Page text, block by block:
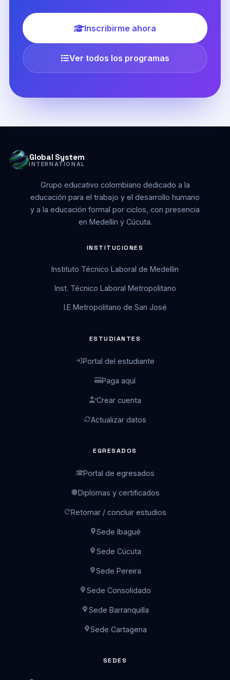
Inscribirme ahora
Ver todos los programas
Global System
INTERNATIONAL
Grupo educativo colombiano dedicado a la
educación para el trabajo y el desarrollo humano
y a la educación formal por ciclos, con presencia
en Medellín y Cúcuta.
INSTITUCIONES
Instituto Técnico Laboral de Medellín
Inst. Técnico Laboral Metropolitano
I.E Metropolitano de San José
ESTUDIANTES
Portal del estudiante
Paga aquí
Crear cuenta
Actualizar datos
EGRESADOS
Portal de egresados
Diplomas y certificados
Retomar / concluir estudios
Sede Ibagué
Sede Cúcuta
Sede Pereira
Sede Consolidado
Sede Barranquilla
Sede Cartagena
SEDES